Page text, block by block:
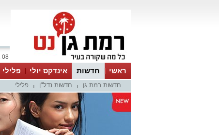
08 אוגוסט 2026 / 04:17
ראשי חדשות אינדקס יולי פלילי
ווטסאפ
חדשות רמת גן חדשות נדל"ן פלילי
חדשות>חדשות רמת גן
תינוק ננעל ברכב בחניון